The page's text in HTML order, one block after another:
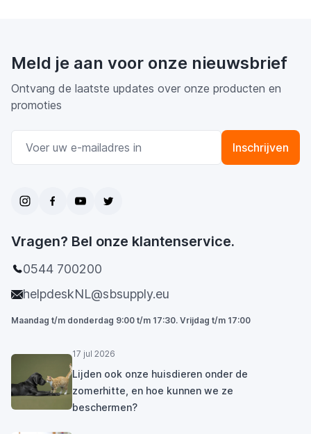
Meld je aan voor onze nieuwsbrief
Ontvang de laatste updates over onze producten en
promoties
Inschrijven
Vragen? Bel onze klantenservice.
0544 700200
helpdeskNL@sbsupply.eu
Maandag t/m donderdag 9:00 t/m 17:30. Vrijdag t/m 17:00
17 jul 2026
Lijden ook onze huisdieren onder de
zomerhitte, en hoe kunnen we ze
beschermen?